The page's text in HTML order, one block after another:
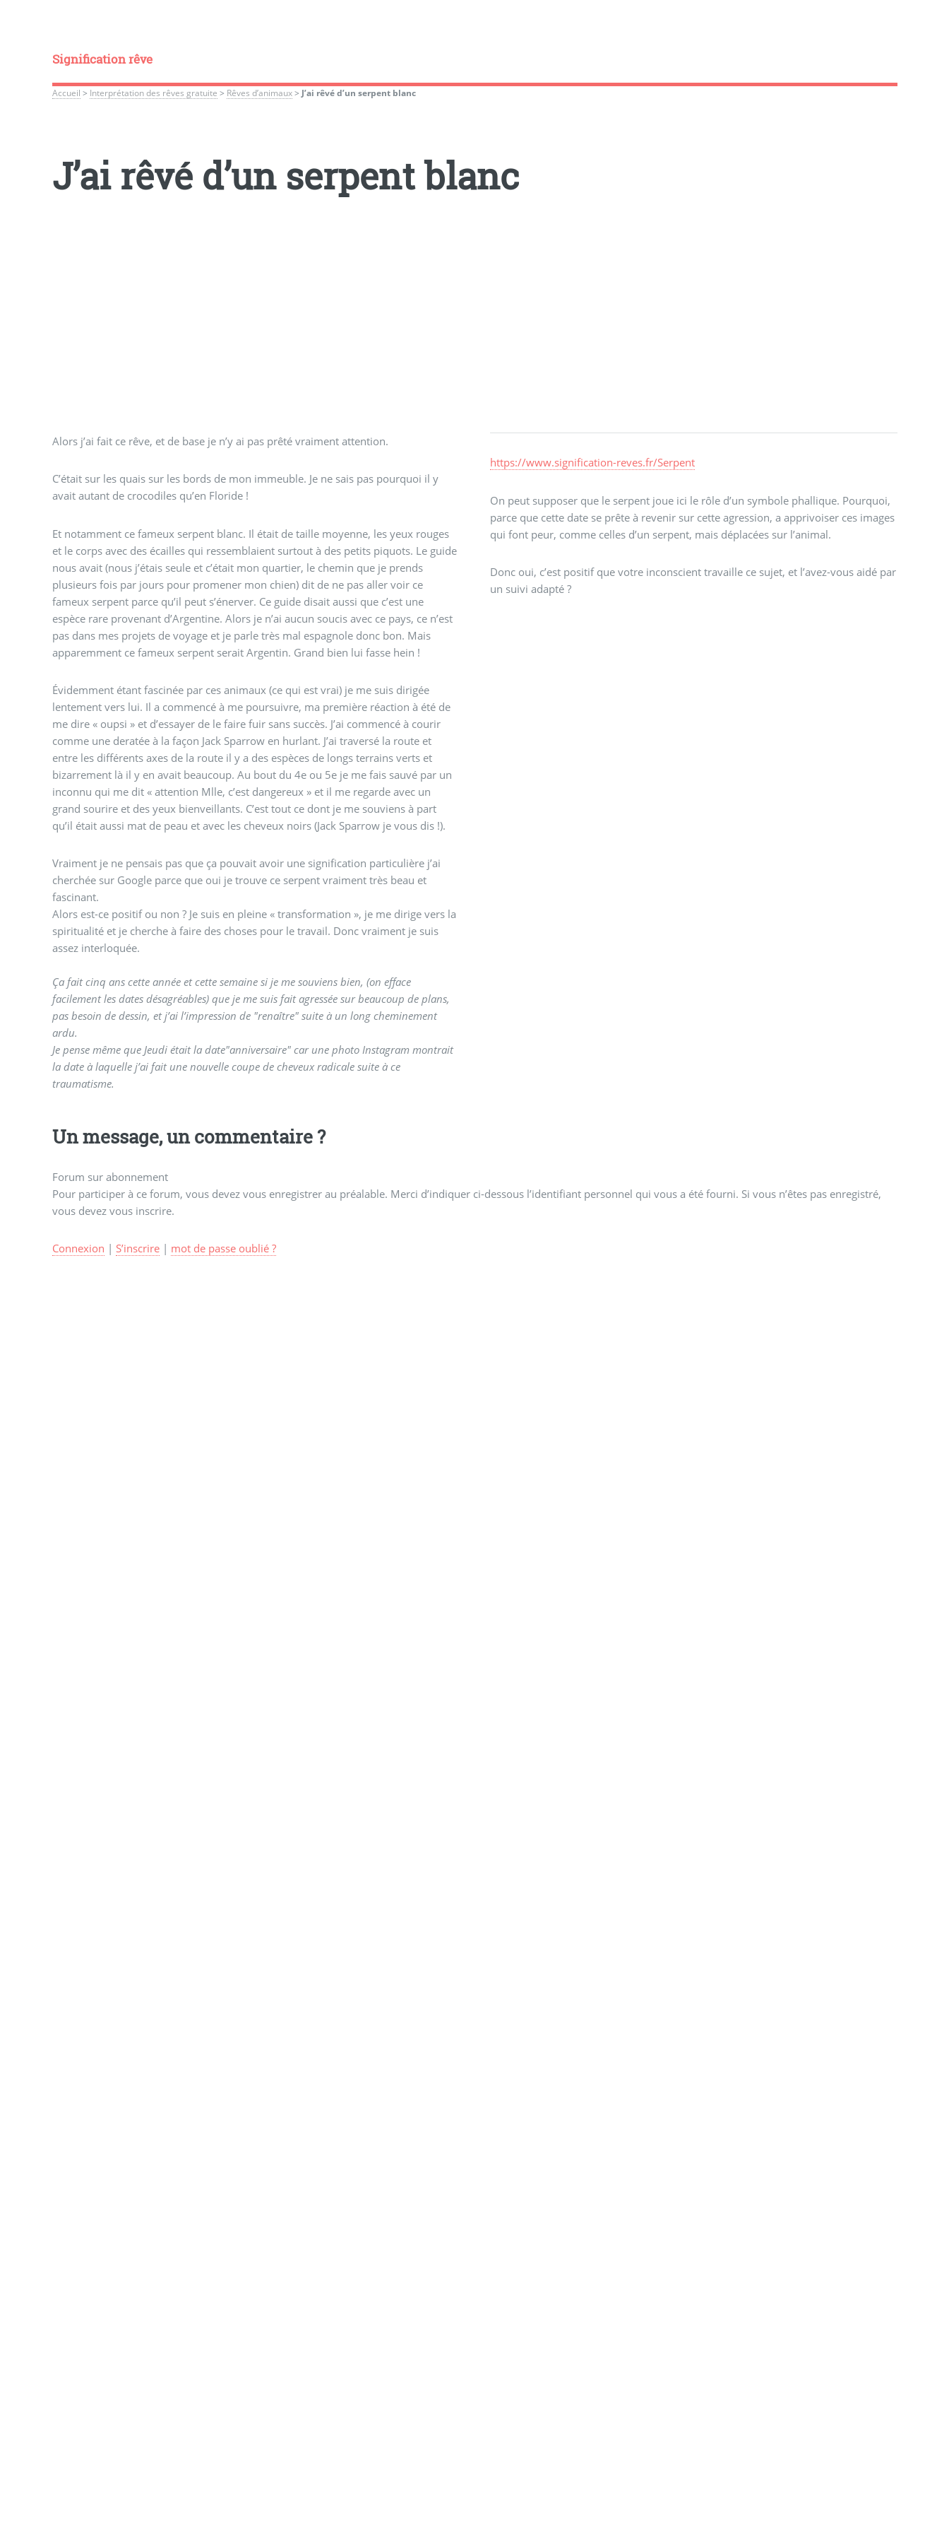
Signification rêve
Accueil > Interprétation des rêves gratuite > Rêves d’animaux> J’ai rêvé d’un serpent blanc
J’ai rêvé d’un serpent blanc
Alors j’ai fait ce rêve, et de base je n’y ai pas prêté vraiment attention.
C’était sur les quais sur les bords de mon immeuble. Je ne sais pas pourquoi il y
avait autant de crocodiles qu’en Floride !
Et notamment ce fameux serpent blanc. Il était de taille moyenne, les yeux rouges
et le corps avec des écailles qui ressemblaient surtout à des petits piquots. Le guide
nous avait (nous j’étais seule et c’était mon quartier, le chemin que je prends
plusieurs fois par jours pour promener mon chien) dit de ne pas aller voir ce
fameux serpent parce qu’il peut s’énerver. Ce guide disait aussi que c’est une
espèce rare provenant d’Argentine. Alors je n’ai aucun soucis avec ce pays, ce n’est
pas dans mes projets de voyage et je parle très mal espagnole donc bon. Mais
apparemment ce fameux serpent serait Argentin. Grand bien lui fasse hein !
Évidemment étant fascinée par ces animaux (ce qui est vrai) je me suis dirigée
lentement vers lui. Il a commencé à me poursuivre, ma première réaction à été de
me dire « oupsi » et d’essayer de le faire fuir sans succès. J’ai commencé à courir
comme une deratée à la façon Jack Sparrow en hurlant. J’ai traversé la route et
entre les différents axes de la route il y a des espèces de longs terrains verts et
bizarrement là il y en avait beaucoup. Au bout du 4e ou 5e je me fais sauvé par un
inconnu qui me dit « attention Mlle, c’est dangereux » et il me regarde avec un
grand sourire et des yeux bienveillants. C’est tout ce dont je me souviens à part
qu’il était aussi mat de peau et avec les cheveux noirs (Jack Sparrow je vous dis !).
Vraiment je ne pensais pas que ça pouvait avoir une signification particulière j’ai
cherchée sur Google parce que oui je trouve ce serpent vraiment très beau et
fascinant.
Alors est-ce positif ou non ? Je suis en pleine « transformation », je me dirige vers la
spiritualité et je cherche à faire des choses pour le travail. Donc vraiment je suis
assez interloquée.
Ça fait cinq ans cette année et cette semaine si je me souviens bien, (on efface
facilement les dates désagréables) que je me suis fait agressée sur beaucoup de plans,
pas besoin de dessin, et j’ai l’impression de "renaître" suite à un long cheminement
ardu.
Je pense même que Jeudi était la date"anniversaire" car une photo Instagram montrait
la date à laquelle j’ai fait une nouvelle coupe de cheveux radicale suite à ce
traumatisme.
https://www.signification-reves.fr/Serpent
On peut supposer que le serpent joue ici le rôle d’un symbole phallique. Pourquoi,
parce que cette date se prête à revenir sur cette agression, a apprivoiser ces images
qui font peur, comme celles d’un serpent, mais déplacées sur l’animal.
Donc oui, c’est positif que votre inconscient travaille ce sujet, et l’avez-vous aidé par
un suivi adapté ?
Un message, un commentaire ?
Forum sur abonnement
Pour participer à ce forum, vous devez vous enregistrer au préalable. Merci d’indiquer ci-dessous l’identifiant personnel qui vous a été fourni. Si vous n’êtes pas enregistré,
vous devez vous inscrire.
Connexion | S’inscrire| mot de passe oublié ?